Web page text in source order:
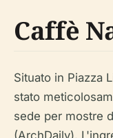
Caffè
Situato in Piazza
stato
sede per mostre